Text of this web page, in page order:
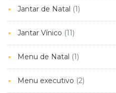
Jantar de Natal (1)
Jantar Vínico (11)
Menu de Natal (1)
Menu executivo (2)